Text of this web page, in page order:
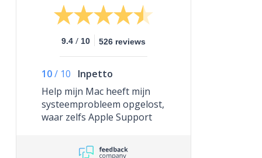
9.4 / 10 526 reviews
10/ 10
Inpetto
Help mijn Mac heeft mijn
systeemprobleem opgelost,
waar zelfs Apple Support